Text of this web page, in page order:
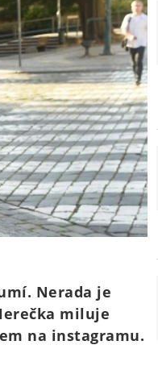
Nerada je
miluje
na instagramu.